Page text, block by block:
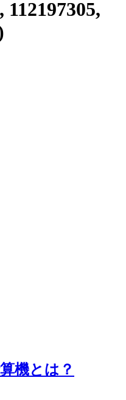
機とは？